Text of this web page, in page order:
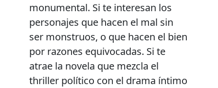
monumental. Si te interesan los
personajes que hacen el mal sin
ser monstruos, o que hacen el bien
por razones equivocadas. Si te
atrae la novela que mezcla el
thriller político con el drama íntimo